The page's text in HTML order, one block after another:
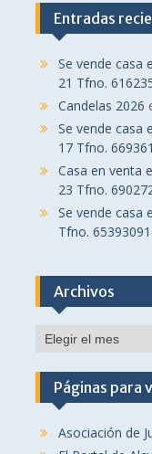
Entradas
Se vende casa
21 Tfno.
Candelas 2026
Se vende casa
17 Tfno.
Casa en venta
23 Tfno.
Se vende casa
Tfno.
Archivos
Archivos
Páginas para
Asociación de